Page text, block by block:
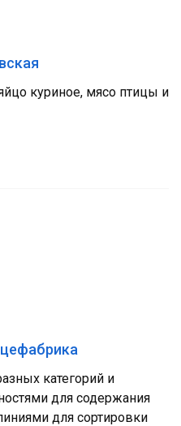
куриное, мясо птицы и
категорий и
для содержания
для сортировки